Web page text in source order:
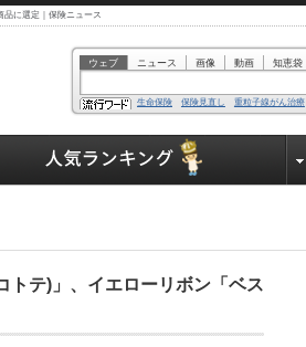
品に選定｜保険ニュース
ウェブ ニュース 画像 動画 知恵袋
生命保険 保険見直し 重粒子線がん治療
トテ)」、イエローリボン「ベス